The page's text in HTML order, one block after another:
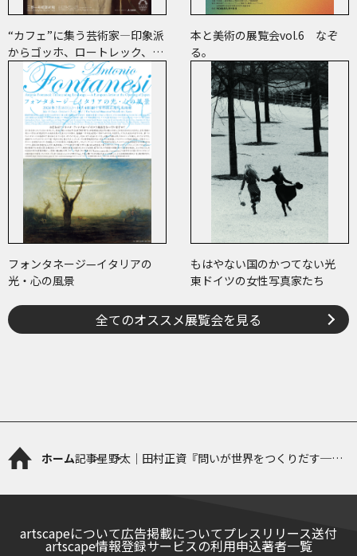
“カフェ”に集う芸術家―印象派
からゴッホ、ロートレック、ピ
カソまで
本と美術の展覧会vol.6 なぞ
る。
フォンタネージ—イタリアの
光・心の風景
もはやない国のかつてない光
東ドイツの女性写真家たち
全てのオススメ展覧会を見る
ホーム記事星野太｜田村正資『問いが世界をつくりだす──
artscapeについて広告掲載についてプレスリリース送付
artscape情報登録サービスの利用申込著者一覧